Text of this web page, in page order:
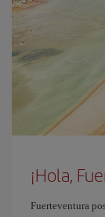
¡Hola,
Fuerteventura